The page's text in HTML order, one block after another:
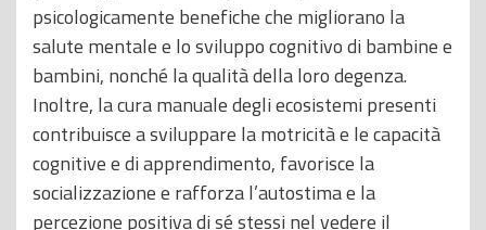
psicologicamente benefiche che migliorano la
salute mentale e lo sviluppo cognitivo di bambine e
bambini, nonché la qualità della loro degenza.
Inoltre, la cura manuale degli ecosistemi presenti
contribuisce a sviluppare la motricità e le capacità
cognitive e di apprendimento, favorisce la
socializzazione e rafforza l’autostima e la
percezione positiva di sé stessi nel vedere il